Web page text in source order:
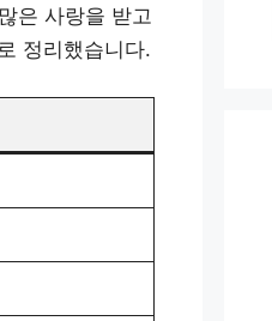
은 사랑을 받고
정리했습니다.